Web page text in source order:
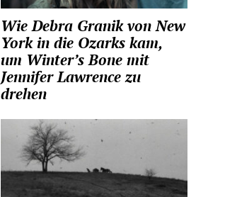
Wie Debra Granik von New
York in die Ozarks kam,
um Winter’s Bone mit
Jennifer Lawrence zu
drehen